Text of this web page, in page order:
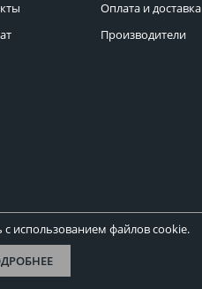
Оплата и доставка
Производители
защищены
с использованием файлов cookie.